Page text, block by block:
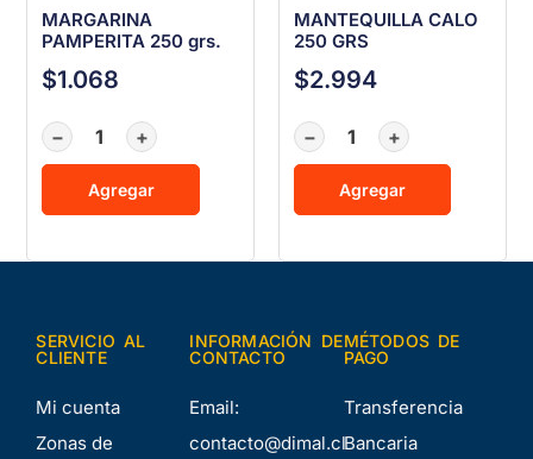
MARGARINA
PAMPERITA 250 grs.
$1.068
− +
Agregar
MANTEQUILLA CALO
250 GRS
$2.994
− +
Agregar
SERVICIO AL
CLIENTE
Mi cuenta
Zonas de
INFORMACIÓN DE
CONTACTO
Email:
contacto@dimal.cl
MÉTODOS DE
PAGO
Transferencia
Bancaria